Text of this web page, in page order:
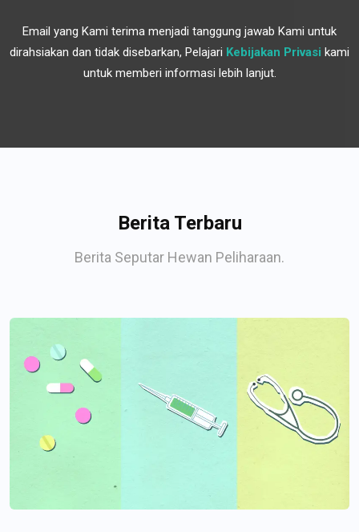
Email yang Kami terima menjadi tanggung jawab Kami untuk
dirahsiakan dan tidak disebarkan, Pelajari Kebijakan Privasi kami
untuk memberi informasi lebih lanjut.
Berita Terbaru
Berita Seputar Hewan Peliharaan.